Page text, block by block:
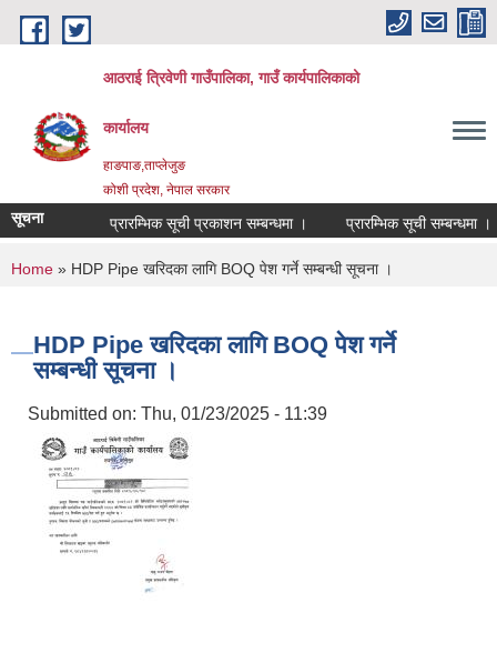
Skip to main content
आठराई त्रिवेणी गाउँपालिका, गाउँ कार्यपालिकाको
कार्यालय
हाङपाङ,ताप्लेजुङ
कोशी प्रदेश, नेपाल सरकार
सूचना प्रारम्भिक सूची प्रकाशन सम्बन्धमा । प्रारम्भिक सूची सम्बन्धमा ।
You are here
Home » HDP Pipe खरिदका लागि BOQ पेश गर्ने सम्बन्धी सूचना ।
HDP Pipe खरिदका लागि BOQ पेश गर्ने
सम्बन्धी सूचना ।
Submitted on: Thu, 01/23/2025 - 11:39